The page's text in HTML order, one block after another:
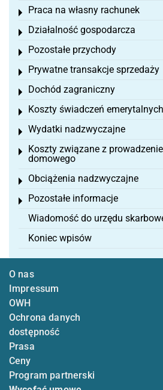
Praca na własny rachunek
Toggle menu
Działalność gospodarcza
Toggle menu
Pozostałe przychody
Toggle menu
Prywatne transakcje sprzedaży
Toggle menu
Dochód zagraniczny
Toggle menu
Koszty świadczeń emerytalnych
Toggle menu
Wydatki nadzwyczajne
Toggle menu
Koszty związane z
domowego
Toggle menu
Obciążenia nadzwyczajne
Toggle menu
Pozostałe informacje
Toggle menu
Wiadomość do urzędu
Koniec wpisów
O nas
Impressum
OWH
Ochrona danych
dostępność
Prasa
Ceny
Program partnerski